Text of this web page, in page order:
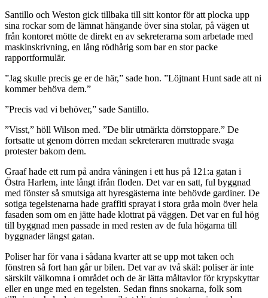
Santillo och Weston gick tillbaka till sitt kontor för att plocka upp
sina rockar som de lämnat hängande över sina stolar, på vägen ut
från kontoret mötte de direkt en av sekreterarna som arbetade med
maskinskrivning, en lång rödhårig som bar en stor packe
rapportformulär.
”Jag skulle precis ge er de här,” sade hon. ”Löjtnant Hunt sade att ni
kommer behöva dem.”
”Precis vad vi behöver,” sade Santillo.
”Visst,” höll Wilson med. ”De blir utmärkta dörrstoppare.” De
fortsatte ut genom dörren medan sekreteraren muttrade svaga
protester bakom dem.
Graaf hade ett rum på andra våningen i ett hus på 121:a gatan i
Östra Harlem, inte långt ifrån floden. Det var en satt, ful byggnad
med fönster så smutsiga att hyresgästerna inte behövde gardiner. De
sotiga tegelstenarna hade graffiti sprayat i stora gråa moln över hela
fasaden som om en jätte hade klottrat på väggen. Det var en ful hög
till byggnad men passade in med resten av de fula högarna till
byggnader längst gatan.
Poliser har för vana i sådana kvarter att se upp mot taken och
fönstren så fort han går ur bilen. Det var av två skäl: poliser är inte
särskilt välkomna i området och de är lätta måltavlor för krypskyttar
eller en unge med en tegelsten. Sedan finns snokarna, folk som